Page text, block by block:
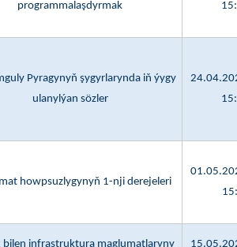
programmalaşdyrmak
Pyragynyň şygyrlarynda iň ýygy
ulanylýan sözler
howpsuzlygynyň 1-nji derejeleri
bilen infrastruktura maglumatlaryny